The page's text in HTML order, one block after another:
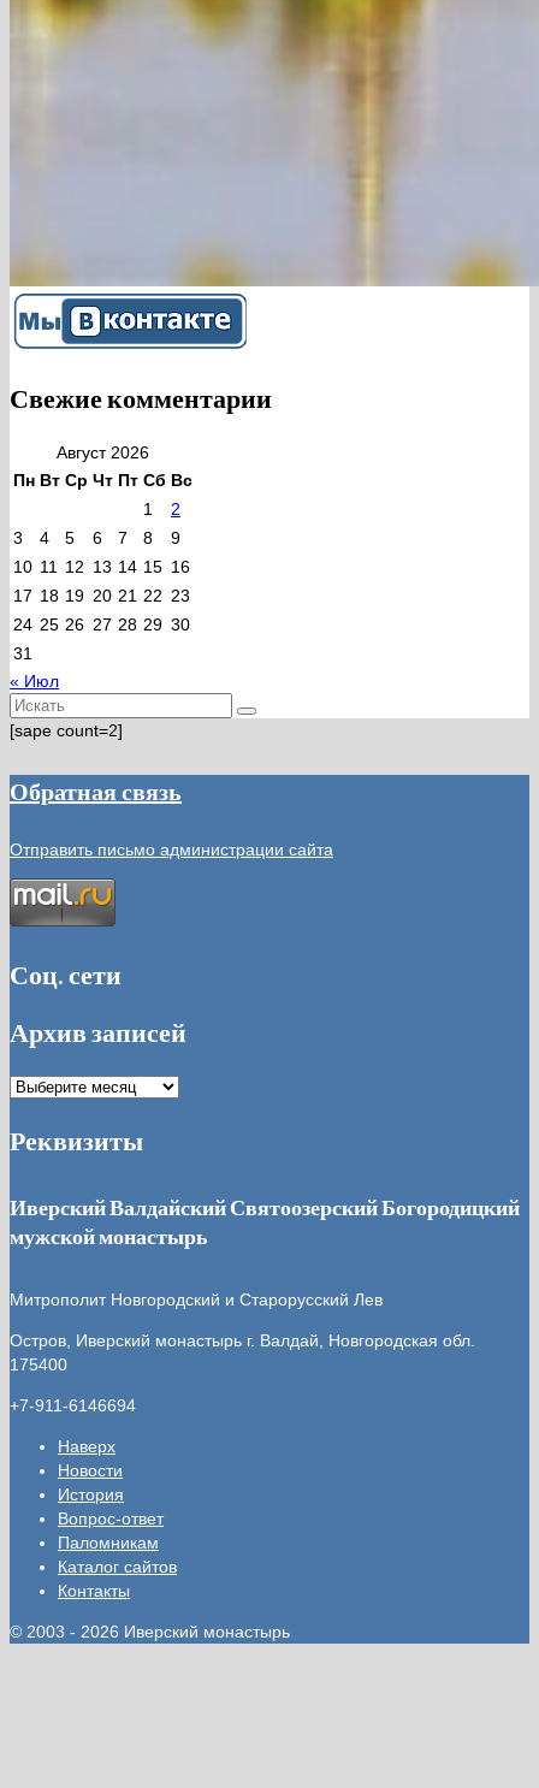
Свежие комментарии
Август 2026
Пн Вт Ср Чт Пт Сб Вс
1
2
3
4 5 6 7 8
9
10 11 12 13 14 15 16
17 18 19 20 21 22 23
24 25 26 27 28 29 30
31
« Июл
Искать:
[sape count=2]
Обратная связь
Отправить письмо администрации сайта
Соц. сети
Архив записей
Архив
Реквизиты
Иверский Валдайский Святоозерский Богородицкий
мужской монастырь
Митрополит Новгородский и Старорусский Лев
Остров, Иверский монастырь г. Валдай, Новгородская обл.
175400
+7-911-6146694
Наверх
Новости
История
Вопрос-ответ
Паломникам
Каталог сайтов
Контакты
© 2003 - 2026 Иверский монастырь